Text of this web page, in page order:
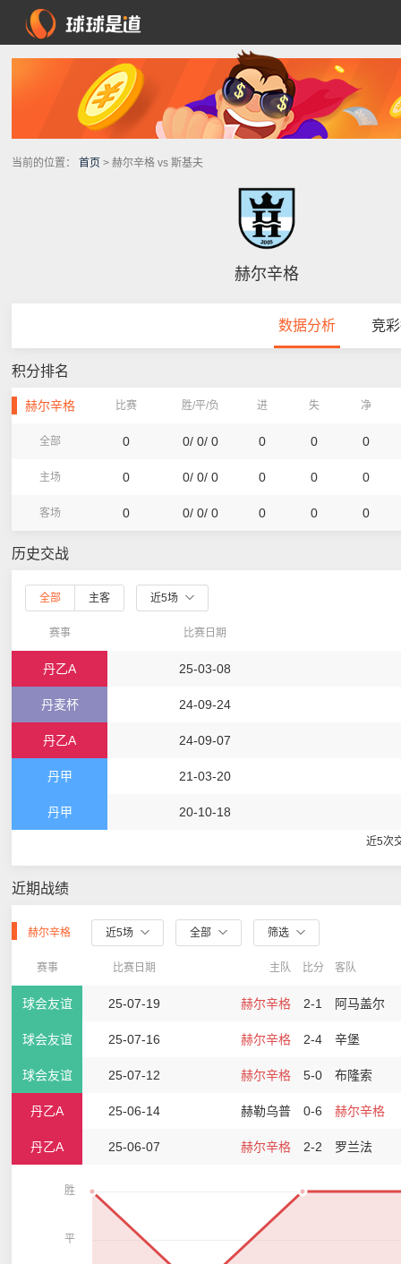
当前的位置： 首页 > 赫尔辛格 vs 斯基夫
赫尔辛格
数据分析 竞
积分排名
赫尔辛格 比赛 胜/平/负 进 失 净
全部 0 0/ 0/ 0 0 0 0
主场 0 0/ 0/ 0 0 0 0
客场 0 0/ 0/ 0 0 0 0
历史交战
全部 主客 近5场
赛事 比赛日期
丹乙A 25-03-08
丹麦杯 24-09-24
丹乙A 24-09-07
丹甲 21-03-20
丹甲 20-10-18
近5次
近期战绩
赫尔辛格 近5场 全部 筛选
赛事 比赛日期 主队 比分 客队
球会友谊 25-07-19 赫尔辛格 2-1 阿马盖尔
球会友谊 25-07-16 赫尔辛格 2-4 辛堡
球会友谊 25-07-12 赫尔辛格 5-0 布隆索
丹乙A 25-06-14 赫勒乌普 0-6 赫尔辛格
丹乙A 25-06-07 赫尔辛格 2-2 罗兰法
胜
平